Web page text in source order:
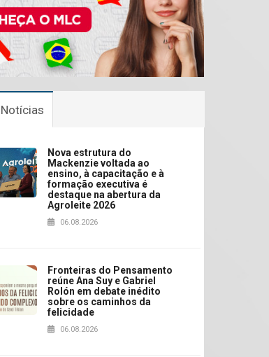
Nova estrutura do
Mackenzie voltada ao
ensino, à capacitação e à
formação executiva é
destaque na abertura da
Agroleite 2026
06.08.2026
Fronteiras do Pensamento
reúne Ana Suy e Gabriel
Rolón em debate inédito
sobre os caminhos da
felicidade
06.08.2026